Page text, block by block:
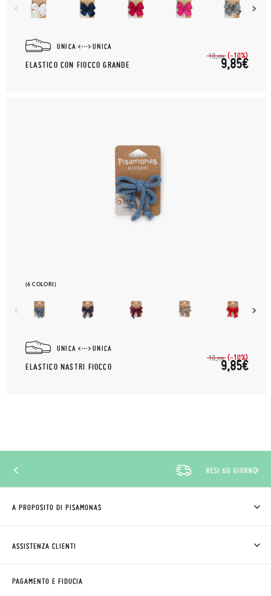
UNICA UNICA
ELASTICO CON FIOCCO GRANDE
10,95€ (-10%)
9,85€
(6 COLORI)
UNICA UNICA
ELASTICO NASTRI FIOCCO
10,95€ (-10%)
9,85€
RESI 60 GIORNI
A PROPOSITO DI PISAMONAS
CLUB PISAMONAS
ASSISTENZA CLIENTI
RICHIEDERE RESO
PAGAMENTO E FIDUCIA